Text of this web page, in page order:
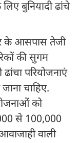
बुनियादी ढांचे
के आसपास तेजी
की सुगम
परियोजनाएं
चाहिए.
को
से 100,000
वाली